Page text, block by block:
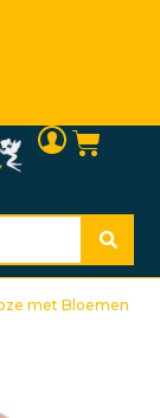
met Bloemen